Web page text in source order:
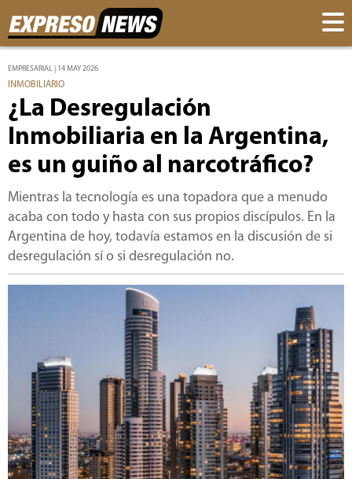
EMPRESARIAL | 14 MAY 2026
INMOBILIARIO
¿La Desregulación
Inmobiliaria en la Argentina,
es un guiño al narcotráfico?
Mientras la tecnología es una topadora que a menudo
acaba con todo y hasta con sus propios discípulos. En la
Argentina de hoy, todavía estamos en la discusión de si
desregulación sí o si desregulación no.